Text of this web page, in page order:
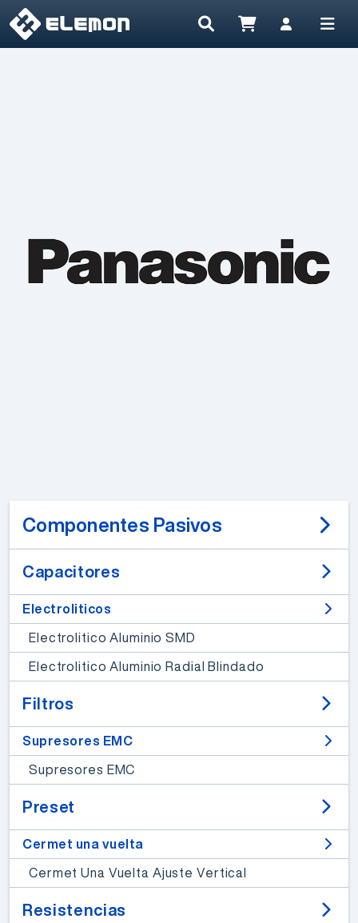
Componentes Pasivos
Capacitores
Electroliticos
Electrolitico Aluminio SMD
Electrolitico Aluminio Radial Blindado
Filtros
Supresores EMC
Supresores EMC
Preset
Cermet una vuelta
Cermet Una Vuelta Ajuste Vertical
Resistencias